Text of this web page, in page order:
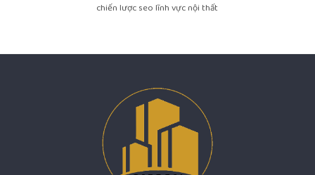
chiến lược seo lĩnh vực nội thất